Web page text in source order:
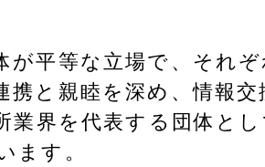
平等な立場で、それ
と親睦を深め、情報
業界を代表する団体と
ます。